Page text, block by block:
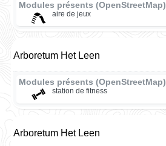
Modules présents (OpenStreetMap)
aire de jeux
Arboretum Het Leen
Modules présents (OpenStreetMap)
station de fitness
Arboretum Het Leen